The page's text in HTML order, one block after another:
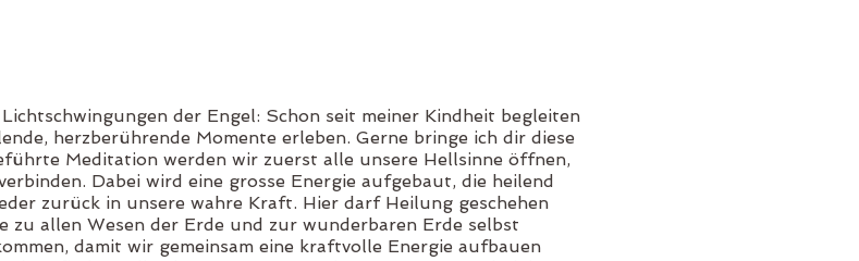
der Engel: Schon seit meiner Kindheit begleiten
herzberührende Momente erleben. Gerne bringe ich dir diese
Meditation werden wir zuerst alle unsere Hellsinne öffnen,
Dabei wird eine grosse Energie aufgebaut, die heilend
zurück in unsere wahre Kraft. Hier darf Heilung geschehen
zu allen Wesen der Erde und zur wunderbaren Erde selbst
damit wir gemeinsam eine kraftvolle Energie aufbauen